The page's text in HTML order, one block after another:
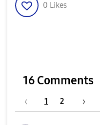
0 Likes
16 Comments
1 2